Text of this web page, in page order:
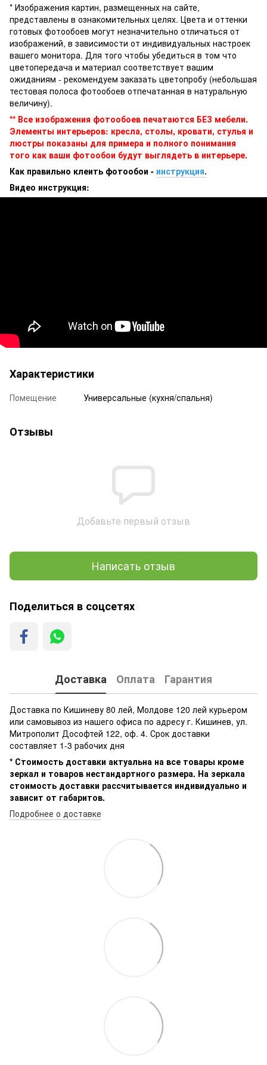
* Изображения картин, размещенных на сайте,
представлены в ознакомительных целях. Цвета и оттенки
готовых фотообоев могут незначительно отличаться от
изображений, в зависимости от индивидуальных настроек
вашего монитора. Для того чтобы убедиться в том что
цветопередача и материал соответствует вашим
ожиданиям - рекомендуем заказать цветопробу (небольшая
тестовая полоса фотообоев отпечатанная в натуральную
величину).
** Все изображения фотообоев печатаются БЕЗ мебели.
Элементы интерьеров: кресла, столы, кровати, стулья и
люстры показаны для примера и полного понимания
того как ваши фотообои будут выглядеть в интерьере.
Как правильно клеить фотообои - инструкция.
Видео инструкция:
Характеристики
Помещение Универсальные (кухня/спальня)
Отзывы
Добавьте первый отзыв
Написать отзыв
Поделиться в соцсетях
Доставка Оплата Гарантия
Доставка по Кишиневу 80 лей, Молдове 120 лей курьером
или самовывоз из нашего офиса по адресу г. Кишинев, ул.
Митрополит Дософтей 122, оф. 4. Срок доставки
составляет 1-3 рабочих дня
* Стоимость доставки актуальна на все товары кроме
зеркал и товаров нестандартного размера. На зеркала
стоимость доставки рассчитывается индивидуально и
зависит от габаритов.
Подробнее о доставке